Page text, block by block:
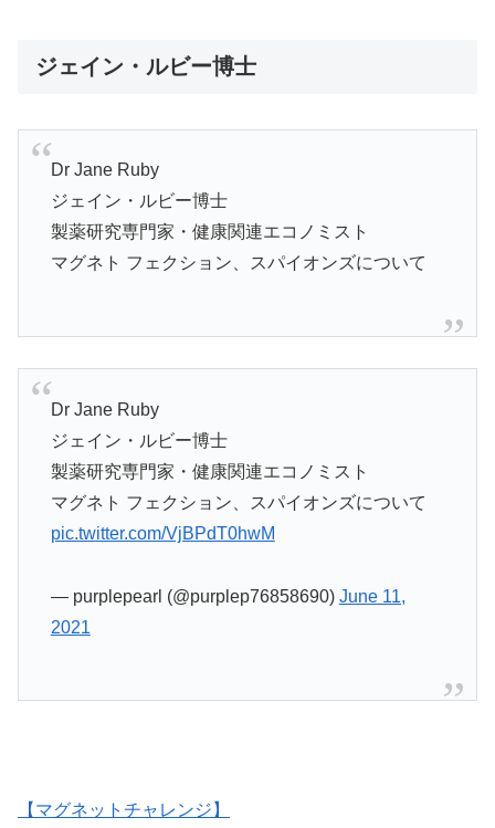
ジェイン・ルビー博士
Dr Jane Ruby
ジェイン・ルビー博士
製薬研究専門家・健康関連エコノミスト
マグネト フェクション、スパイオンズについて
Dr Jane Ruby
ジェイン・ルビー博士
製薬研究専門家・健康関連エコノミスト
マグネト フェクション、スパイオンズについて
pic.twitter.com/VjBPdT0hwM
— purplepearl (@purplep76858690) June 11,
2021
【マグネットチャレンジ】